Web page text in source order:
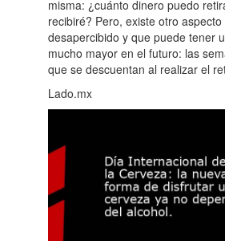
misma: ¿cuánto dinero puedo
recibiré? Pero, existe otro
desapercibido y que puede tener
mucho mayor en el futuro: las
que se descuentan al realizar el
Lado.mx